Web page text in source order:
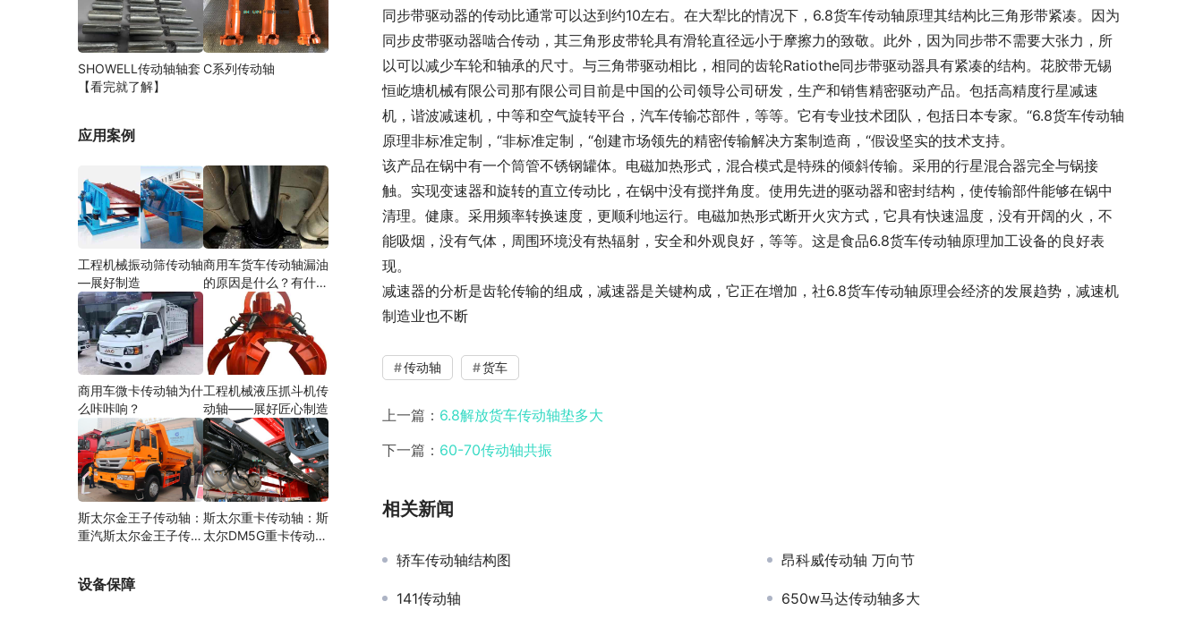
同步带驱动器的传动比通常可以达到约10左右。在大犁比的情况下，6.8货车传动轴原理其结构比三角形带紧凑。因为
同步皮带驱动器啮合传动，其三角形皮带轮具有滑轮直径远小于摩擦力的致敬。此外，因为同步带不需要大张力，所
以可以减少车轮和轴承的尺寸。与三角带驱动相比，相同的齿轮Ratiothe同步带驱动器具有紧凑的结构。花胶带无锡
恒屹塘机械有限公司那有限公司目前是中国的公司领导公司研发，生产和销售精密驱动产品。包括高精度行星减速
机，谐波减速机，中等和空气旋转平台，汽车传输芯部件，等等。它有专业技术团队，包括日本专家。“6.8货车传动轴
原理非标准定制，“非标准定制，“创建市场领先的精密传输解决方案制造商，“假设坚实的技术支持。
该产品在锅中有一个筒管不锈钢罐体。电磁加热形式，混合模式是特殊的倾斜传输。采用的行星混合器完全与锅接
触。实现变速器和旋转的直立传动比，在锅中没有搅拌角度。使用先进的驱动器和密封结构，使传输部件能够在锅中
清理。健康。采用频率转换速度，更顺利地运行。电磁加热形式断开火灾方式，它具有快速温度，没有开阔的火，不
能吸烟，没有气体，周围环境没有热辐射，安全和外观良好，等等。这是食品6.8货车传动轴原理加工设备的良好表
现。
减速器的分析是齿轮传输的组成，减速器是关键构成，它正在增加，社6.8货车传动轴原理会经济的发展趋势，减速机
制造业也不断
传动轴 货车
上一篇： 6.8解放货车传动轴垫多大
下一篇： 60-70传动轴共振
相关新闻
轿车传动轴结构图 昂科威传动轴 万向节
141传动轴 650w马达传动轴多大
SHOWELL传动轴轴套
【看完就了解】
C系列传动轴
应用案例
工程机械振动筛传动轴
—展好制造
商用车货车传动轴漏油
的原因是什么？有什么
商用车微卡传动轴为什
么咔咔响？
工程机械液压抓斗机传
动轴——展好匠心制造
斯太尔金王子传动轴：
重汽斯太尔金王子传动
斯太尔重卡传动轴：斯
太尔DM5G重卡传动轴
设备保障